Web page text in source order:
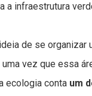
a infraestrutura
de se organizar
vez que essa
ecologia conta um